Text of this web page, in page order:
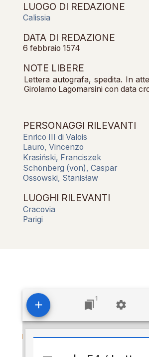
LUOGO DI REDAZIONE
Calissia
DATA DI REDAZIONE
6 febbraio 1574
NOTE LIBERE
Lettera autografa, spedita. In
Girolamo Lagomarsini con data
PERSONAGGI RILEVANTI
Enrico III di Valois
Lauro, Vincenzo
Krasiński, Franciszek
Schönberg (von), Caspar
Ossowski, Stanisław
LUOGHI RILEVANTI
Cracovia
Parigi
1